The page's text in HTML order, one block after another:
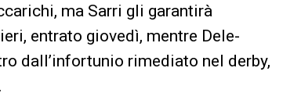
ma Sarri gli garantirà
entrato giovedì, mentre Dele-
dall’infortunio rimediato nel derby,